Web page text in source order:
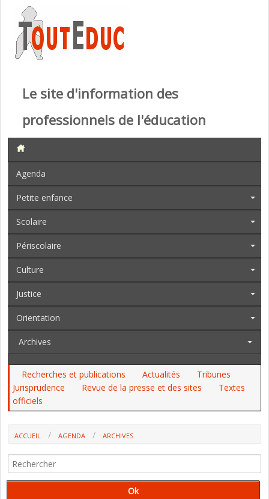
Le site d'information des
professionnels de l'éducation
Agenda
Petite enfance
Scolaire
Périscolaire
Culture
Justice
Orientation
Archives
Recherches et publications Actualités
Tribunes
Jurisprudence
Revue de la presse et des sites
Textes
officiels
ACCUEIL AGENDA
ARCHIVES